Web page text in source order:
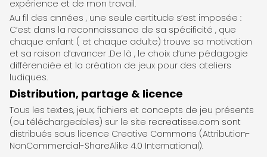
expérience et de mon travail.
Au fil des années , une seule certitude s’est imposée :
C’est dans la reconnaissance de sa spécificité , que
chaque enfant ( et chaque adulte) trouve sa motivation
et sa raison d’avancer .De là , le choix d’une pédagogie
différenciée et la création de jeux pour des ateliers
ludiques.
Distribution, partage & licence
Tous les textes, jeux, fichiers et concepts de jeu présents
(ou téléchargeables) sur le site recreatisse.com sont
distribués sous licence Creative Commons (Attribution-
NonCommercial-ShareAlike 4.0 International).